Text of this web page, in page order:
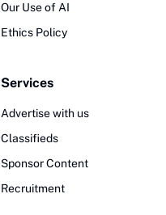
Our Use of AI
Ethics Policy
Services
Advertise with us
Classifieds
Sponsor Content
Recruitment